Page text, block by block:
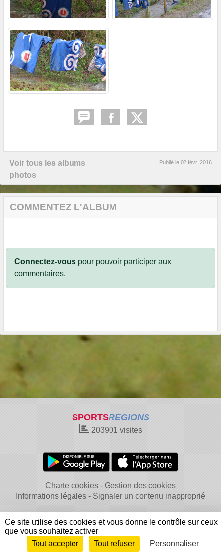
Voir tous les albums
photos
Publié le 02 févr. 2016
COMMENTEZ L'ALBUM
Connectez-vous pour pouvoir participer aux
commentaires.
SPORTSREGIONS
203901 visites
Charte cookies
Gestion des cookies
Informations légales
Signaler un contenu inapproprié
Envie de participer ? Connexion
Ce site utilise des cookies et vous donne le contrôle sur ceux
que vous souhaitez activer
Tout accepter
Tout refuser Personnaliser